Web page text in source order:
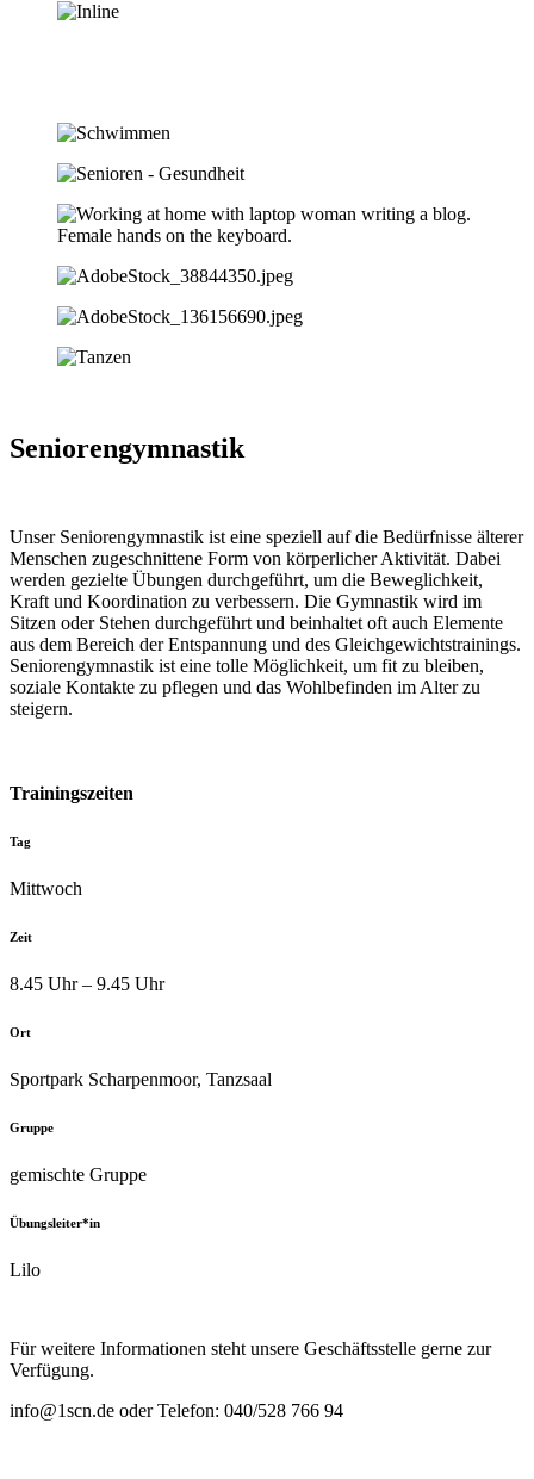
Seniorengymnastik
Unser Seniorengymnastik ist eine speziell auf die Bedürfnisse älterer
Menschen zugeschnittene Form von körperlicher Aktivität. Dabei
werden gezielte Übungen durchgeführt, um die Beweglichkeit,
Kraft und Koordination zu verbessern. Die Gymnastik wird im
Sitzen oder Stehen durchgeführt und beinhaltet oft auch Elemente
aus dem Bereich der Entspannung und des Gleichgewichtstrainings.
Seniorengymnastik ist eine tolle Möglichkeit, um fit zu bleiben,
soziale Kontakte zu pflegen und das Wohlbefinden im Alter zu
steigern.
Trainingszeiten
Tag
Mittwoch
Zeit
8.45 Uhr – 9.45 Uhr
Ort
Sportpark Scharpenmoor, Tanzsaal
Gruppe
gemischte Gruppe
Übungsleiter*in
Lilo
Für weitere Informationen steht unsere Geschäftsstelle gerne zur
Verfügung.
info@1scn.de oder Telefon: 040/528 766 94